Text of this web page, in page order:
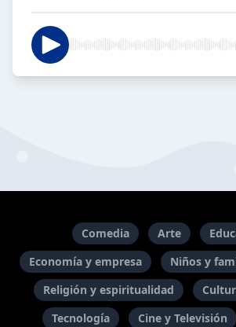
Comedia Arte
Economía y empresa
Niños y
Religión y espiritualidad
Tecnología
Cine y Televisión